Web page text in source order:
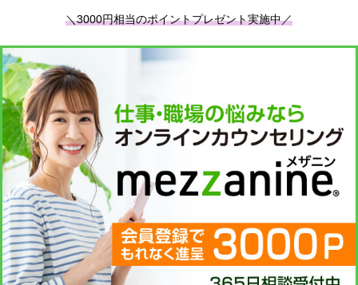
＼3000円相当のポイントプレゼント実施中／